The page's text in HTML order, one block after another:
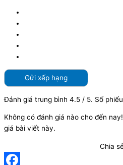
Gửi xếp hạng
Đánh giá trung bình 4.5 / 5. Số
Không có đánh giá nào cho đến
giá bài viết này.
Chia